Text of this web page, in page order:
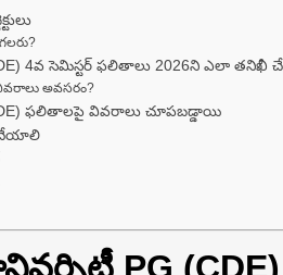
4వ సెమిస్టర్ ఫలితాలు 2026ని ఎలా
అవసరం?
ఫలితాలపై వివరాలు చూపబడ్డాయి
చేయాలి